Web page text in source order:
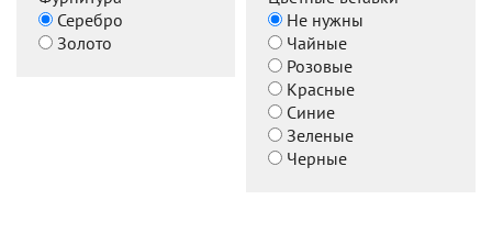
Серебро
Золото
Не нужны
Чайные
Розовые
Красные
Синие
Зеленые
Черные